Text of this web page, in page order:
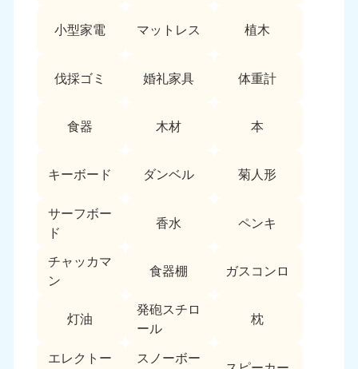
小型家電 マットレス 植木
伐採ゴミ 婚礼家具 体重計
食器 木材 本
キーボード ダンベル 菊人形
サーフボー
ド
香水 ペンキ
チャッカマ
ン
食器棚 ガスコンロ
灯油
発砲スチロ
ール
枕
エレクトー
スノーボー
福井県 石川県
050-1881-5262
9:00〜19:00 年中無休
050-1881-5257
9:00〜19:00 年中無休
新潟県
050-1881-5263
近畿
大阪府
050-1881-5250
9:00〜19:00 年中無休
兵庫県
050-1881-5249 050-1881-5254